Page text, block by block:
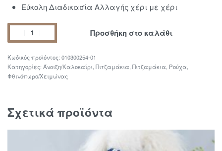
Εύκολη Διαδικασία Αλλαγής χέρι με χέρι
Προσθήκη στο καλάθι
010300254-01
Κατηγορίες: Άνοιξη/Καλοκαίρι Πιτζαμάκια Πιτζαμάκια Ρούχα
Φθινόπωρο/Χειμώνας
Σχετικά προϊόντα